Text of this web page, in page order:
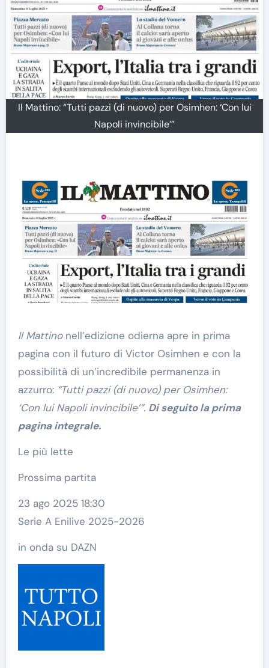
Il Mattino: “Tutti pazzi (di nuovo) per Osimhen: ‘Con lui
Napoli invincibile’”
Il Mattino nell’edizione odierna apre in prima
pagina con il futuro di Victor Osimhen e con la
possibilità di un’incredibile permanenza in
azzurro: “Tutti pazzi (di nuovo) per Osimhen:
‘Con lui Napoli invincibile’”. Di seguito la prima
pagina integrale.
Le più lette
Prossima partita
23 ago 2025 18:30
Serie A Enilive 2025-2026
in onda su DAZN